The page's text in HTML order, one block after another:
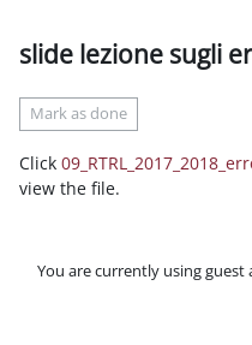
slide lezione sugli
Mark as done
Click
view the file.
You are currently using guest